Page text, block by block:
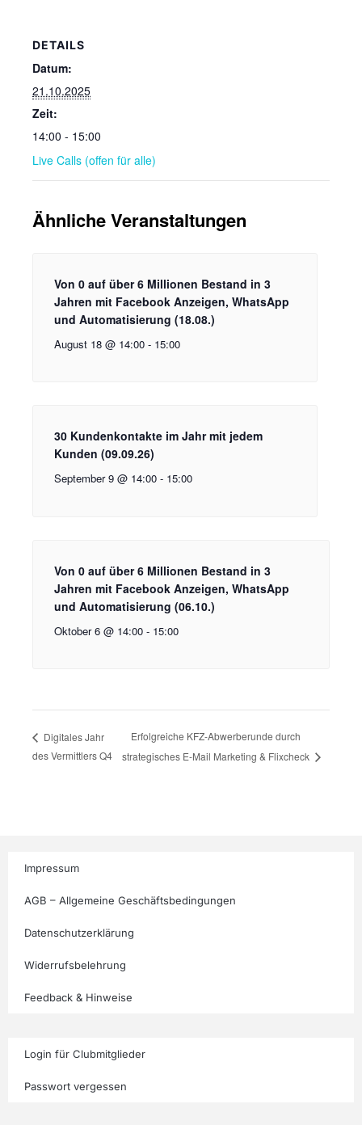
DETAILS
Datum:
21.10.2025
Zeit:
14:00 - 15:00
Live Calls (offen für alle)
Ähnliche Veranstaltungen
Von 0 auf über 6 Millionen Bestand in 3
Jahren mit Facebook Anzeigen, WhatsApp
und Automatisierung (18.08.)
August 18 @ 14:00 - 15:00
30 Kundenkontakte im Jahr mit jedem
Kunden (09.09.26)
September 9 @ 14:00 - 15:00
Von 0 auf über 6 Millionen Bestand in 3
Jahren mit Facebook Anzeigen, WhatsApp
und Automatisierung (06.10.)
Oktober 6 @ 14:00 - 15:00
Digitales Jahr
des Vermittlers Q4
Erfolgreiche KFZ-Abwerberunde durch
strategisches E-Mail Marketing & Flixcheck
Impressum
AGB – Allgemeine Geschäftsbedingungen
Datenschutzerklärung
Widerrufsbelehrung
Feedback & Hinweise
Login für Clubmitglieder
Passwort vergessen